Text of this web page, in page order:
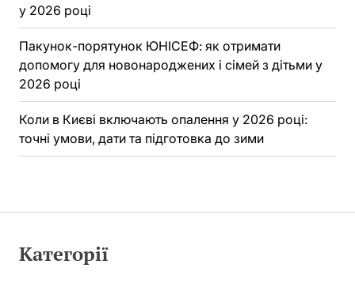
у 2026 році
Пакунок-порятунок ЮНІСЕФ: як отримати
допомогу для новонароджених і сімей з дітьми у
2026 році
Коли в Києві включають опалення у 2026 році:
точні умови, дати та підготовка до зими
Категорії